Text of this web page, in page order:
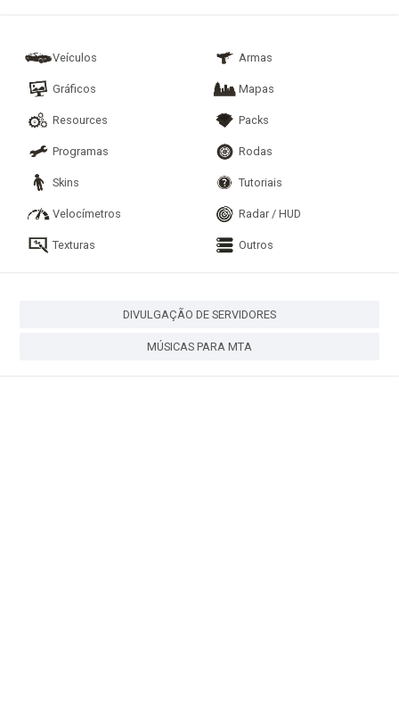
Veículos Armas
Gráficos Mapas
Resources Packs
Programas Rodas
Skins Tutoriais
Velocímetros Radar / HUD
Texturas Outros
DIVULGAÇÃO DE SERVIDORES
MÚSICAS PARA MTA